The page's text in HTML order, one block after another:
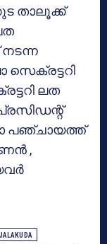
താലൂക്ക്
സെക്രട്ടറി
ലത
പഞ്ചായത്ത്
,